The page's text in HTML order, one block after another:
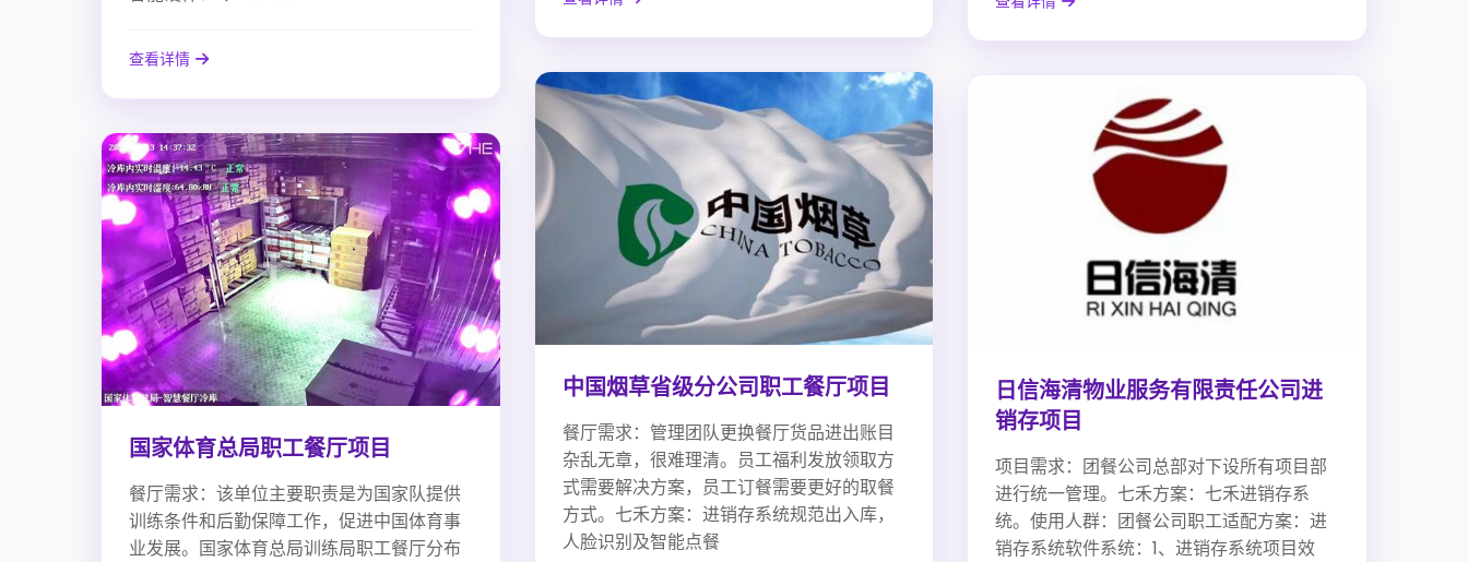
查看详情
国家体育总局职工餐厅项目
餐厅需求：该单位主要职责是为国家队提供
训练条件和后勤保障工作，促进中国体育事
业发展。国家体育总局训练局职工餐厅分布
中国烟草省级分公司职工餐厅项目
餐厅需求：管理团队更换餐厅货品进出账目
杂乱无章，很难理清。员工福利发放领取方
式需要解决方案，员工订餐需要更好的取餐
方式。七禾方案：进销存系统规范出入库，
人脸识别及智能点餐
日信海清物业服务有限责任公司进
销存项目
项目需求：团餐公司总部对下设所有项目部
进行统一管理。七禾方案：七禾进销存系
统。使用人群：团餐公司职工适配方案：进
销存系统软件系统：1、进销存系统项目效